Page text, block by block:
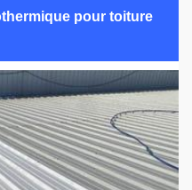
pour toiture